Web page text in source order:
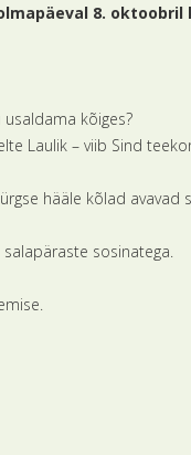
8. oktoobril
kõiges?
Laulik – viib Sind
hääle kõlad
sosinatega.